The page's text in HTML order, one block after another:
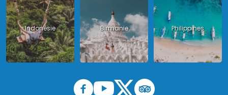
Indonésie Birmanie Philippines